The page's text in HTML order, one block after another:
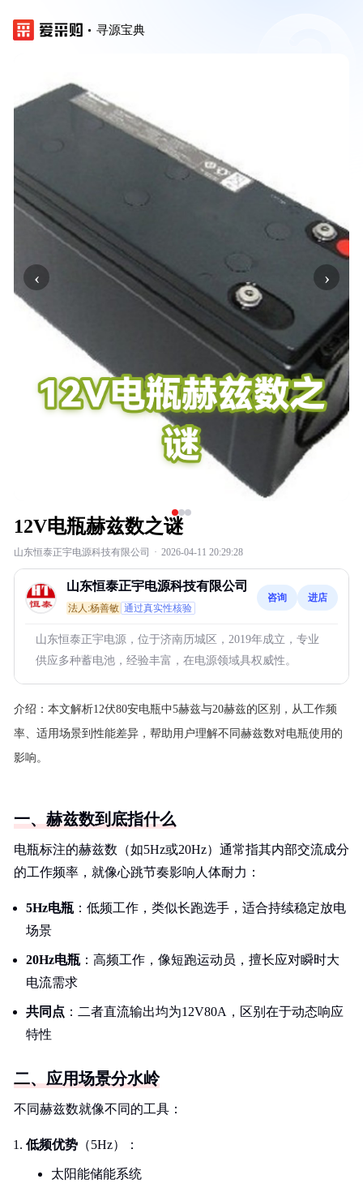
寻源宝典
‹ ›
12V电瓶赫兹数之谜
山东恒泰正宇电源科技有限公司 · 2026-04-11 20:29:28
山东恒泰正宇电源科技有限公司
法人:杨善敏 通过真实性核验
咨询 进店
山东恒泰正宇电源，位于济南历城区，2019年成立，专业
供应多种蓄电池，经验丰富，在电源领域具权威性。
介绍： 本文解析12伏80安电瓶中5赫兹与20赫兹的区别，从工作频
率、适用场景到性能差异，帮助用户理解不同赫兹数对电瓶使用的
影响。
一、赫兹数到底指什么
电瓶标注的赫兹数（如5Hz或20Hz）通常指其内部交流成分
的工作频率，就像心跳节奏影响人体耐力：
5Hz电瓶 ：低频工作，类似长跑选手，适合持续稳定放电
场景
20Hz电瓶 ：高频工作，像短跑运动员，擅长应对瞬时大
电流需求
共同点 ：二者直流输出均为12V80A，区别在于动态响应
特性
二、应用场景分水岭
不同赫兹数就像不同的工具：
低频优势 （5Hz）：
太阳能储能系统